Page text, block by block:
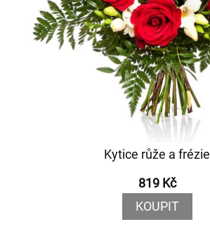
Kytice růže a frézie
819 Kč
KOUPIT